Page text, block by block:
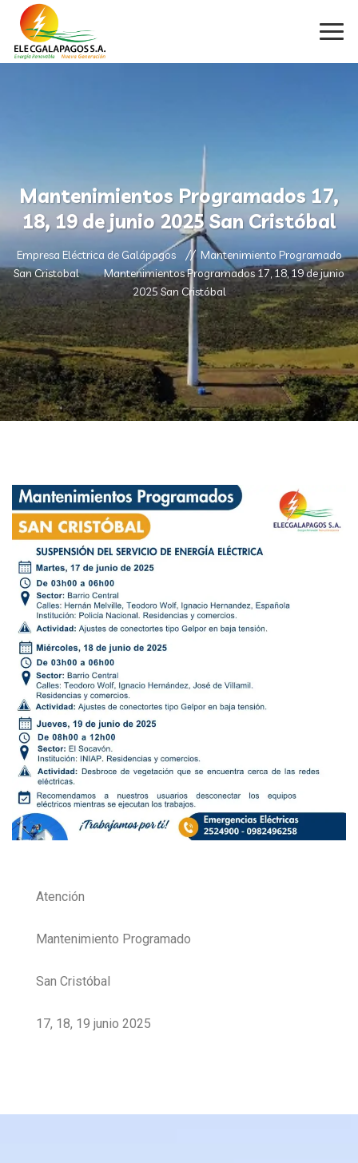
Mantenimientos Programados 17,
18, 19 de junio 2025 San Cristóbal
Empresa Eléctrica de Galápagos
Mantenimiento Programado
San Cristobal
Mantenimientos Programados 17, 18, 19 de junio
2025 San Cristóbal
Atención
Mantenimiento Programado
San Cristóbal
17, 18, 19 junio 2025